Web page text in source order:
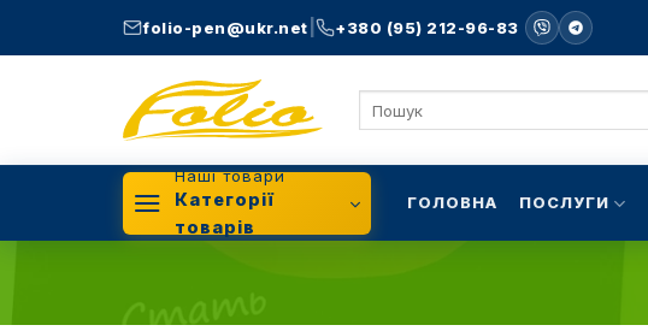
folio-pen@ukr.net +380 (95) 212-96-83
Наші товари
Категорії
товарів
ГОЛОВНА ПОСЛУГИ